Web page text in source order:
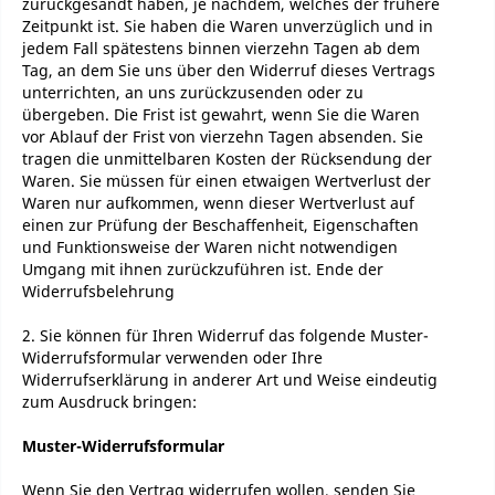
Zeitpunkt ist. Sie haben die Waren unverzüglich und in
jedem Fall spätestens binnen vierzehn Tagen ab dem
Tag, an dem Sie uns über den Widerruf dieses Vertrags
unterrichten, an uns zurückzusenden oder zu
übergeben. Die Frist ist gewahrt, wenn Sie die Waren
vor Ablauf der Frist von vierzehn Tagen absenden. Sie
tragen die unmittelbaren Kosten der Rücksendung der
Waren. Sie müssen für einen etwaigen Wertverlust der
Waren nur aufkommen, wenn dieser Wertverlust auf
einen zur Prüfung der Beschaffenheit, Eigenschaften
und Funktionsweise der Waren nicht notwendigen
Umgang mit ihnen zurückzuführen ist. Ende der
Widerrufsbelehrung
2. Sie können für Ihren Widerruf das folgende Muster-
Widerrufsformular verwenden oder Ihre
Widerrufserklärung in anderer Art und Weise eindeutig
zum Ausdruck bringen:
Muster-Widerrufsformular
Wenn Sie den Vertrag widerrufen wollen, senden Sie